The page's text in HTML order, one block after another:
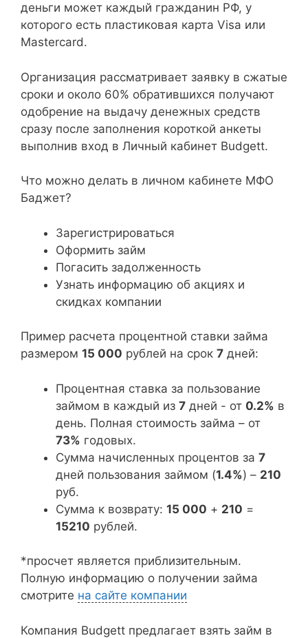
деньги может каждый гражданин РФ, у
которого есть пластиковая карта Visa или
Mastercard.
Организация рассматривает заявку в сжатые
сроки и около 60% обратившихся получают
одобрение на выдачу денежных средств
сразу после заполнения короткой анкеты
выполнив вход в Личный кабинет Budgett.
Что можно делать в личном кабинете МФО
Баджет?
Зарегистрироваться
Оформить займ
Погасить задолженность
Узнать информацию об акциях и
скидках компании
Пример расчета процентной ставки займа
размером 15 000 рублей на срок 7 дней:
Процентная ставка за пользование
займом в каждый из 7 дней - от 0.2% в
день. Полная стоимость займа – от
73% годовых.
Сумма начисленных процентов за 7
дней пользования займом (1.4%) – 210
руб.
Сумма к возврату: 15 000 + 210 =
15210 рублей.
*просчет является приблизительным.
Полную информацию о получении займа
смотрите на сайте компании
Компания Budgett предлагает взять займ в